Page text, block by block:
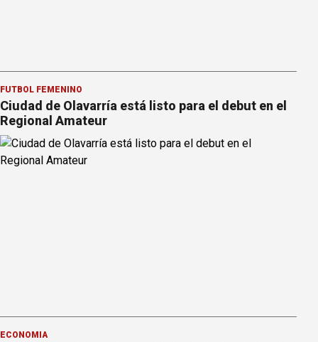
FÚTBOL FEMENINO
Ciudad de Olavarría está listo para el debut en el
Regional Amateur
ECONOMÍA